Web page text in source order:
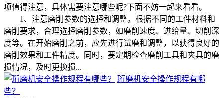
项值得注意，具体需要注意哪些呢?下面不妨一起来看看。
1、注意磨削参数的选择和调整。根据不同的工件材料和
磨削要求，合理选择磨削参数，如磨削速度、进给量、切削深
度等。在开始磨削之前，应先进行试磨和调整，以获得良好的
磨削效果和工件精度。同时，要定期检查磨削工具和夹具的磨
损情况，及时更换损...
珩磨机安全操作规程有哪
些？